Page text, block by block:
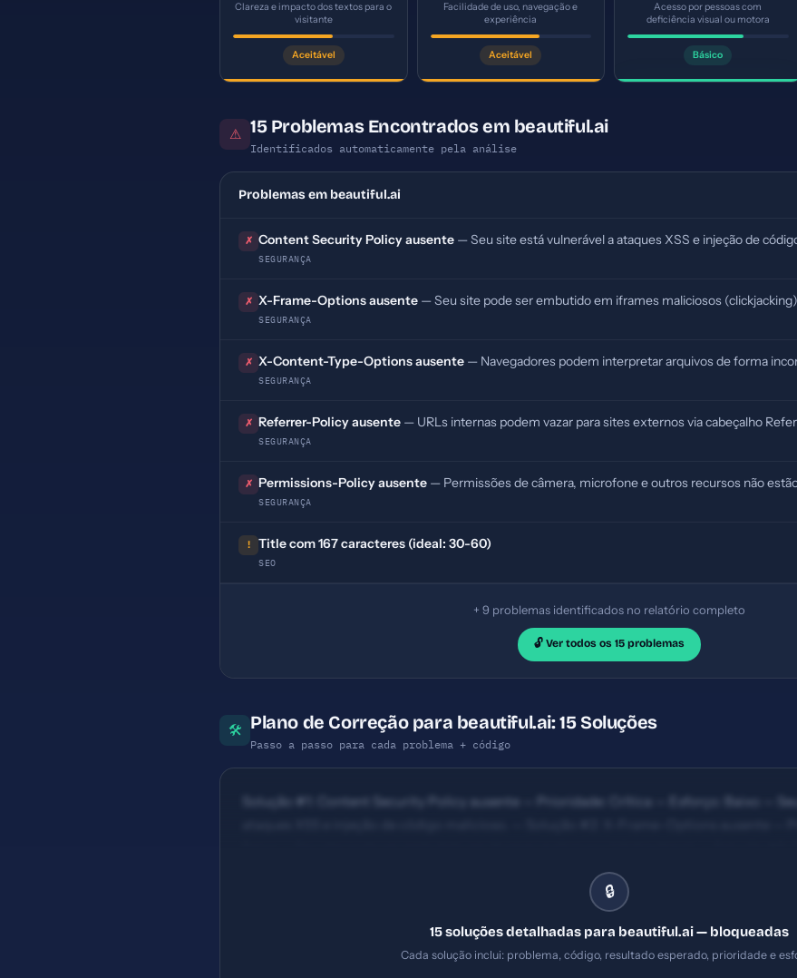
Clareza e impacto dos textos para o
visitante
Aceitável
Facilidade de uso, navegação e
experiência
Aceitável
Acesso por pessoas com
deficiência visual ou motora
Básico
⚠ 15 Problemas Encontrados em beautiful.ai
Identificados automaticamente pela análise
Problemas em beautiful.ai
✗ Content Security Policy ausente — Seu site está vulnerável a ataques XSS e injeção de
SEGURANÇA
✗ X-Frame-Options ausente — Seu site pode ser embutido em iframes maliciosos
SEGURANÇA
✗ X-Content-Type-Options ausente — Navegadores podem interpretar arquivos de forma
SEGURANÇA
✗ Referrer-Policy ausente — URLs internas podem vazar para sites externos via cabeçalho
SEGURANÇA
✗ Permissions-Policy ausente — Permissões de câmera, microfone e outros recursos não
SEGURANÇA
! Title com 167 caracteres (ideal: 30-60)
SEO
+ 9 problemas identificados no relatório completo
🔓 Ver todos os 15 problemas
🛠 Plano de Correção para beautiful.ai: 15 Soluções
Passo a passo para cada problema + código
Solução #1: Content Security Policy ausente — Prioridade: Crítica — Esforço: Baixo —
(ideal: 30-60) — Prioridade: Importante — Esforço: Baixo
🔒
15 soluções detalhadas para beautiful.ai — bloqueadas
Cada solução inclui: problema, código, resultado esperado, prioridade e